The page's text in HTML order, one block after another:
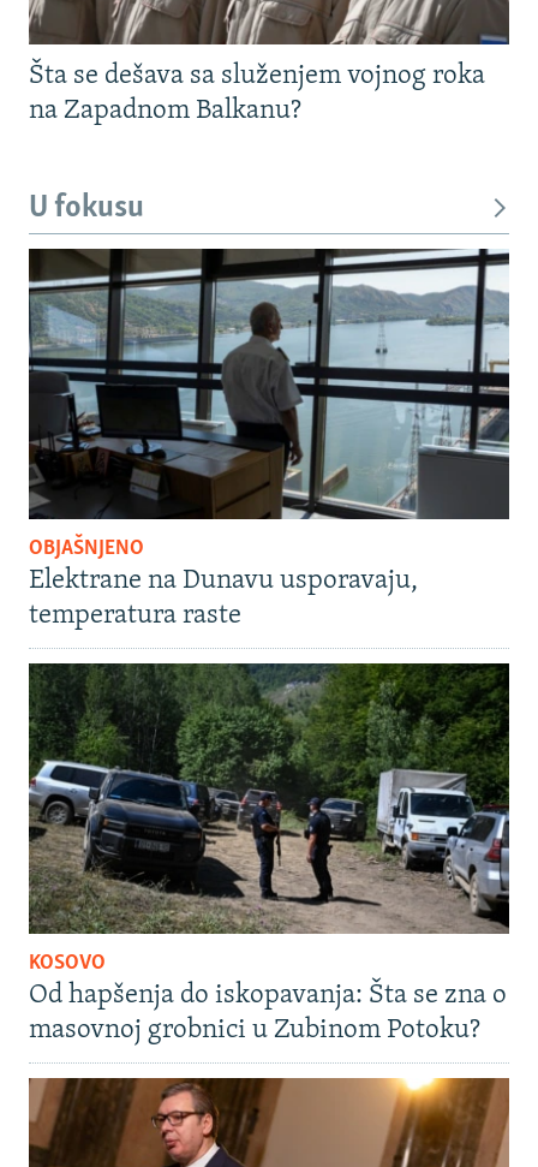
Šta se dešava sa služenjem vojnog roka
na Zapadnom Balkanu?
U fokusu
OBJAŠNJENO
Elektrane na Dunavu usporavaju,
temperatura raste
KOSOVO
Od hapšenja do iskopavanja: Šta se zna o
masovnoj grobnici u Zubinom Potoku?